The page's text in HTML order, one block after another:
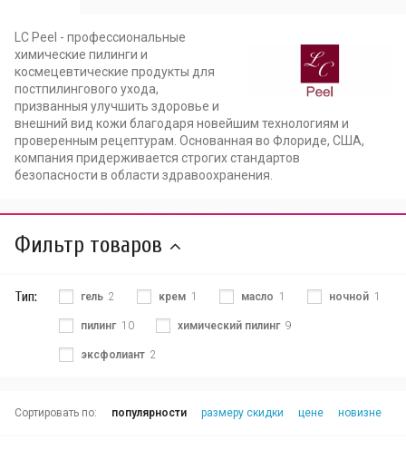
LC Peel - профессиональные
химические пилинги и
космецевтические продукты для
постпилингового ухода,
призванныя улучшить здоровье и
внешний вид кожи благодаря новейшим технологиям и
проверенным рецептурам. Основанная во Флориде, США,
компания придерживается строгих стандартов
безопасности в области здравоохранения.
Фильтр товаров
Тип: гель 2 крем 1 масло 1 ночной 1
пилинг 10 химический пилинг 9
эксфолиант 2
Сортировать по: популярности размеру скидки цене новизне